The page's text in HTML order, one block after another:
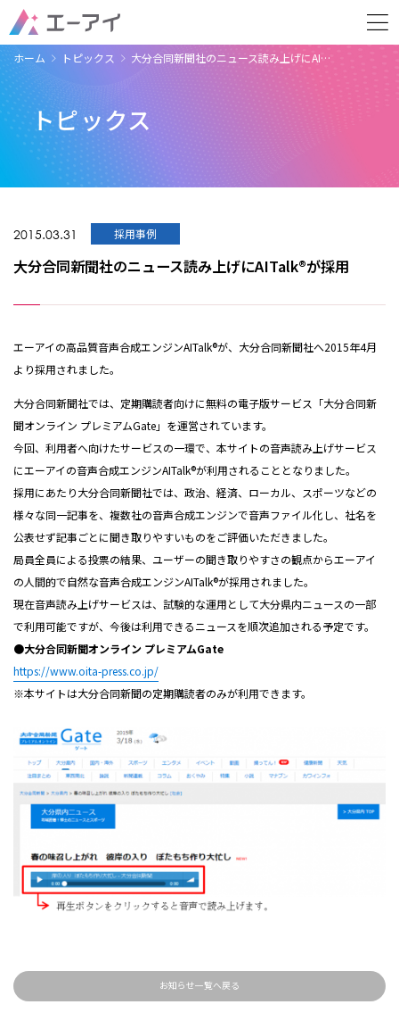
ホーム トピックス 大分合同新聞社のニュース読み上げにAI…
トピックス
2015.03.31 採用事例
大分合同新聞社のニュース読み上げにAITalk®が採用
エーアイの高品質音声合成エンジンAITalk®が、大分合同新聞社へ2015年4月
より採用されました。
大分合同新聞社では、定期購読者向けに無料の電子版サービス「大分合同新
聞オンライン プレミアムGate」を運営されています。
今回、利用者へ向けたサービスの一環で、本サイトの音声読み上げサービス
にエーアイの音声合成エンジンAITalk®が利用されることとなりました。
採用にあたり大分合同新聞社では、政治、経済、ローカル、スポーツなどの
様々な同一記事を、複数社の音声合成エンジンで音声ファイル化し、社名を
公表せず記事ごとに聞き取りやすいものをご評価いただきました。
局員全員による投票の結果、ユーザーの聞き取りやすさの観点からエーアイ
の人間的で自然な音声合成エンジンAITalk®が採用されました。
現在音声読み上げサービスは、試験的な運用として大分県内ニュースの一部
で利用可能ですが、今後は利用できるニュースを順次追加される予定です。
●大分合同新聞オンライン プレミアムGate
https://www.oita-press.co.jp/
※本サイトは大分合同新聞の定期購読者のみが利用できます。
お知らせ一覧へ戻る